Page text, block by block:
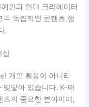
인과 인디 크리에이터
독립적인 콘텐츠 생
.
십
개인 활동이 아니라
닿아 있습니다. K-패
츠의 중요한 분야이며,